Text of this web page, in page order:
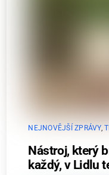
NEJNOVĚJŠÍ ZPRÁVY,
Nástroj, který
každý, v Lidlu